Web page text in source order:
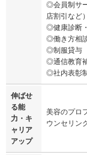
◎会員制サ
店割引など）
◎健康診断
◎働き方相
◎制服貸与
◎通信教育
◎社内表彰
伸ばせ
る能
力・キ
ャリア
アップ
美容のプロ
ウンセリン